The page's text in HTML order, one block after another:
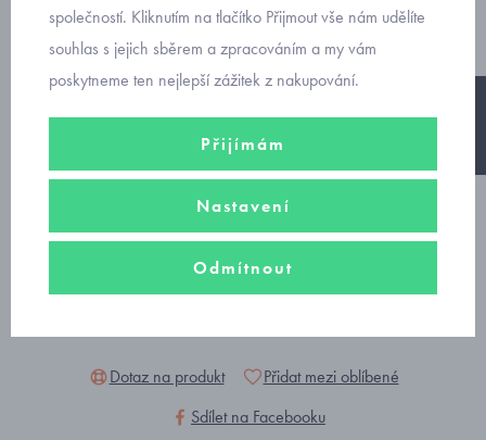
Toki-navy 521604A
Dotaz na produkt
Přidat mezi oblíbené
Sdílet na Facebooku
společností. Kliknutím na tlačítko Přijmout vše nám udělíte
souhlas s jejich sběrem a zpracováním a my vám
poskytneme ten nejlepší zážitek z nakupování.
Přijímám
Nastavení
Odmítnout